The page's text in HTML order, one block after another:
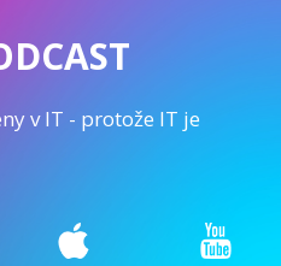
v IT - protože IT je